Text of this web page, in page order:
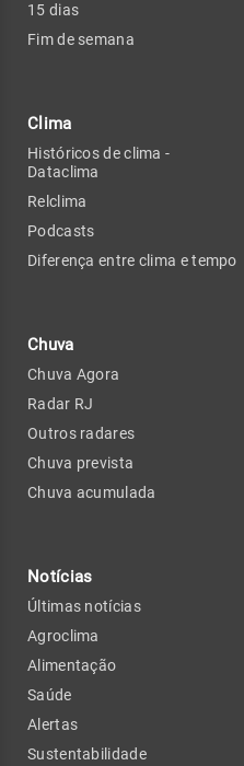
15 dias
Fim de semana
Clima
Históricos de clima -
Dataclima
Relclima
Podcasts
Diferença entre clima e tempo
Chuva
Chuva Agora
Radar RJ
Outros radares
Chuva prevista
Chuva acumulada
Notícias
Últimas notícias
Agroclima
Alimentação
Saúde
Alertas
Sustentabilidade